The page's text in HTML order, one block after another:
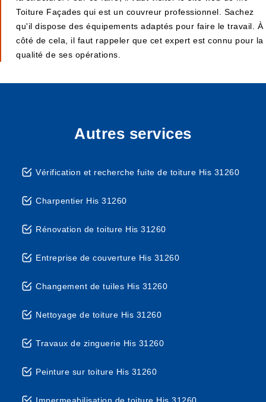
Toiture Façades qui est un couvreur professionnel. Sachez
qu'il dispose des équipements adaptés pour faire le travail. À
côté de cela, il faut rappeler que cet expert est connu pour la
qualité de ses opérations.
Autres services
Vérification et recherche fuite de toiture His 31260
Charpentier His 31260
Rénovation de toiture His 31260
Entreprise de couverture His 31260
Changement de tuiles His 31260
Nettoyage de toiture His 31260
Travaux de zinguerie His 31260
Peinture sur toiture His 31260